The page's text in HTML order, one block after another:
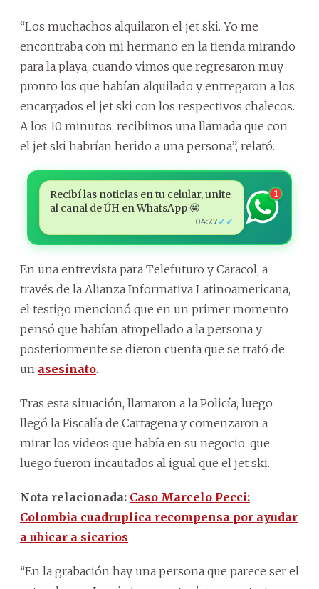
“Los muchachos alquilaron el jet ski. Yo me
encontraba con mi hermano en la tienda mirando
para la playa, cuando vimos que regresaron muy
pronto los que habían alquilado y entregaron a los
encargados el jet ski con los respectivos chalecos.
A los 10 minutos, recibimos una llamada que con
el jet ski habrían herido a una persona”, relató.
Recibí las noticias en tu celular, unite
al canal de ÚH en WhatsApp 🤩
04:27 ✓✓
1
En una entrevista para Telefuturo y Caracol, a
través de la Alianza Informativa Latinoamericana,
el testigo mencionó que en un primer momento
pensó que habían atropellado a la persona y
posteriormente se dieron cuenta que se trató de
un asesinato.
Tras esta situación, llamaron a la Policía, luego
llegó la Fiscalía de Cartagena y comenzaron a
mirar los videos que había en su negocio, que
luego fueron incautados al igual que el jet ski.
Nota relacionada: Caso Marcelo Pecci:
Colombia cuadruplica recompensa por ayudar
a ubicar a sicarios
“En la grabación hay una persona que parece ser el